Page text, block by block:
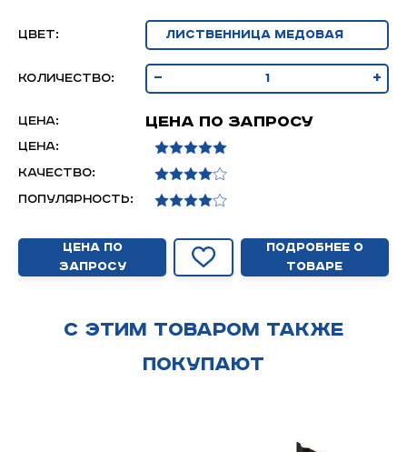
Цвет:
Количество: - +
Цена: Цена по запросу
Цена:
Качество:
Популярность:
Цена по
запросу
Подробнее о
товаре
С этим товаром также
покупают